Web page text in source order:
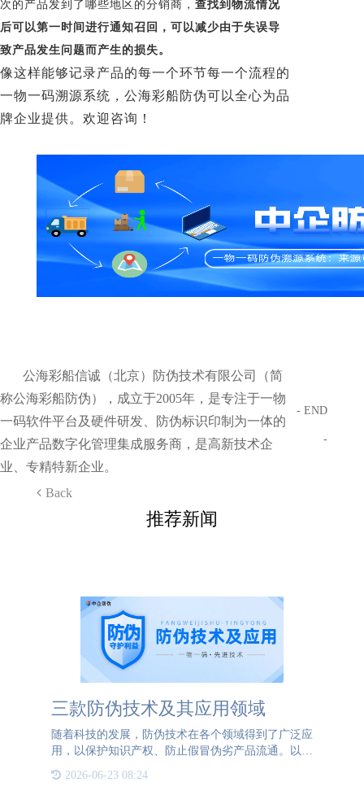
次的产品发到了哪些地区的分销商， 查找到物流情况
后可以第一时间进行通知召回，可以减少由于失误导
致产品发生问题而产生的损失。
像这样能够记录产品的每一个环节每一个流程的
一物一码溯源系统，公海彩船防伪可以全心为品
牌企业提供。欢迎咨询！
公海彩船信诚（北京）防伪技术有限公司（简
称公海彩船防伪），成立于2005年，是专注于一物
一码软件平台及硬件研发、防伪标识印制为一体的
企业产品数字化管理集成服务商，是高新技术企
业、专精特新企业。
Back
- END
-
推荐新闻
三款防伪技术及其应用领域
随着科技的发展，防伪技术在各个领域得到了广泛应
用，以保护知识产权、防止假冒伪劣产品流通。以下
是三种常见的防伪技术及其应用领域。首先，二维码
防伪技术是一种广泛应用的防伪手段。二维码是一种
2026-06-23 08:24